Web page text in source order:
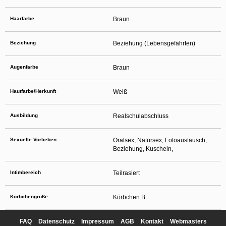
Haarfarbe Braun
Beziehung Beziehung (Lebensgefährten)
Augenfarbe Braun
Hautfarbe/Herkunft Weiß
Ausbildung Realschulabschluss
Sexuelle Vorlieben
Oralsex, Natursex, Fotoaustausch,
Beziehung, Kuscheln,
Intimbereich Teilrasiert
Körbchengröße Körbchen B
FAQ Datenschutz Impressum AGB Kontakt Webmasters